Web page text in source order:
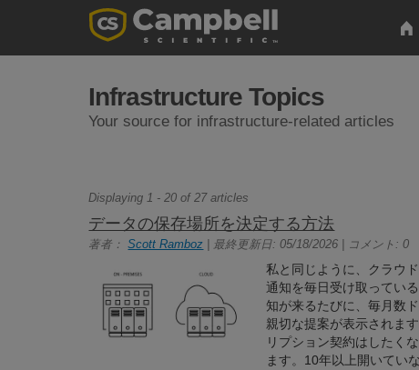
Infrastructure Topics
Your source for infrastructure-related articles
Displaying 1 - 20 of 27 articles
データの保存場所を決定する方法
著者：Scott Ramboz | 最終更新日: 05/18/2026 | コメント: 0
私と同じように、クラウ
通知を毎日受け取ってい
知が来るたびに、毎月数
親切な提案が表示されま
リプション契約はしたく
ます。10年以上開いてい